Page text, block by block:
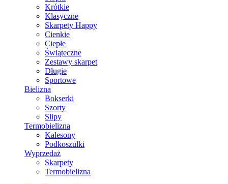
Krótkie
Klasyczne
Skarpety Happy
Cienkie
Ciepłe
Świąteczne
Zestawy skarpet
Długie
Sportowe
Bielizna
Bokserki
Szorty
Slipy
Termobielizna
Kalesony
Podkoszulki
Wyprzedaż
Skarpety
Termobielizna